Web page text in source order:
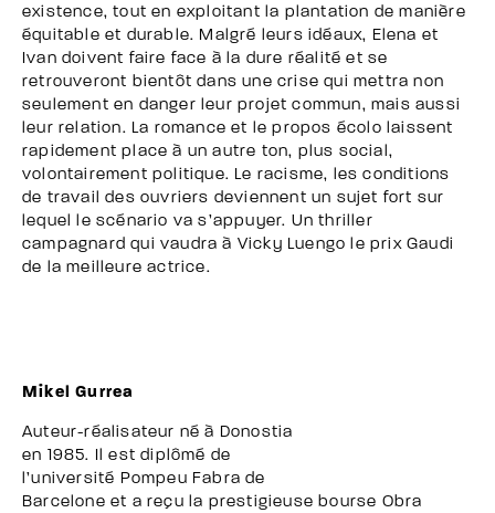
existence, tout en exploitant la plantation de manière
équitable et durable. Malgré leurs idéaux, Elena et
Ivan doivent faire face à la dure réalité et se
retrouveront bientôt dans une crise qui mettra non
seulement en danger leur projet commun, mais aussi
leur relation. La romance et le propos écolo laissent
rapidement place à un autre ton, plus social,
volontairement politique. Le racisme, les conditions
de travail des ouvriers deviennent un sujet fort sur
lequel le scénario va s’appuyer. Un thriller
campagnard qui vaudra à Vicky Luengo le prix Gaudi
de la meilleure actrice.
Mikel Gurrea
Auteur-réalisateur né à Donostia
en 1985. Il est diplômé de
l’université Pompeu Fabra de
Barcelone et a reçu la prestigieuse bourse Obra